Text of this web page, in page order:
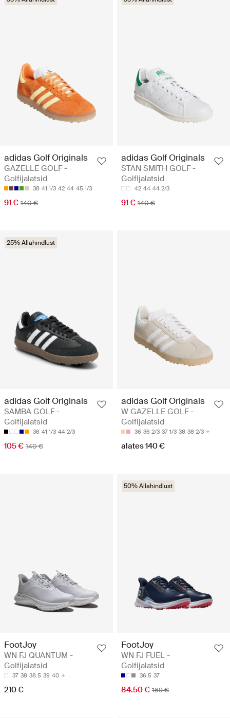
adidas Golf Originals
GAZELLE GOLF -
Golfijalatsid
38 41 1/3 42 44 45 1/3
91 € 140 €
adidas Golf Originals
STAN SMITH GOLF -
Golfijalatsid
42 44 44 2/3
91 € 140 €
25% Allahindlust
adidas Golf Originals
SAMBA GOLF -
Golfijalatsid
36 41 1/3 44 2/3
105 € 140 €
adidas Golf Originals
W GAZELLE GOLF -
Golfijalatsid
36 36 2/3 37 1/3 38 38 2/3
alates 140 €
FootJoy
WN FJ QUANTUM -
Golfijalatsid
37 38 38.5 39 40
210 €
50% Allahindlust
FootJoy
WN FJ FUEL -
Golfijalatsid
36.5 37
84.50 € 169 €